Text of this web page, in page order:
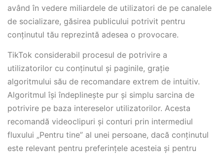
având în vedere miliardele de utilizatori de pe canalele
de socializare, găsirea publicului potrivit pentru
conținutul tău reprezintă adesea o provocare.
TikTok considerabil procesul de potrivire a
utilizatorilor cu conținutul și paginile, grație
algoritmului său de recomandare extrem de intuitiv.
Algoritmul își îndeplinește pur și simplu sarcina de
potrivire pe baza intereselor utilizatorilor. Acesta
recomandă videoclipuri și conturi prin intermediul
fluxului „Pentru tine” al unei persoane, dacă conținutul
este relevant pentru preferințele acesteia și pentru